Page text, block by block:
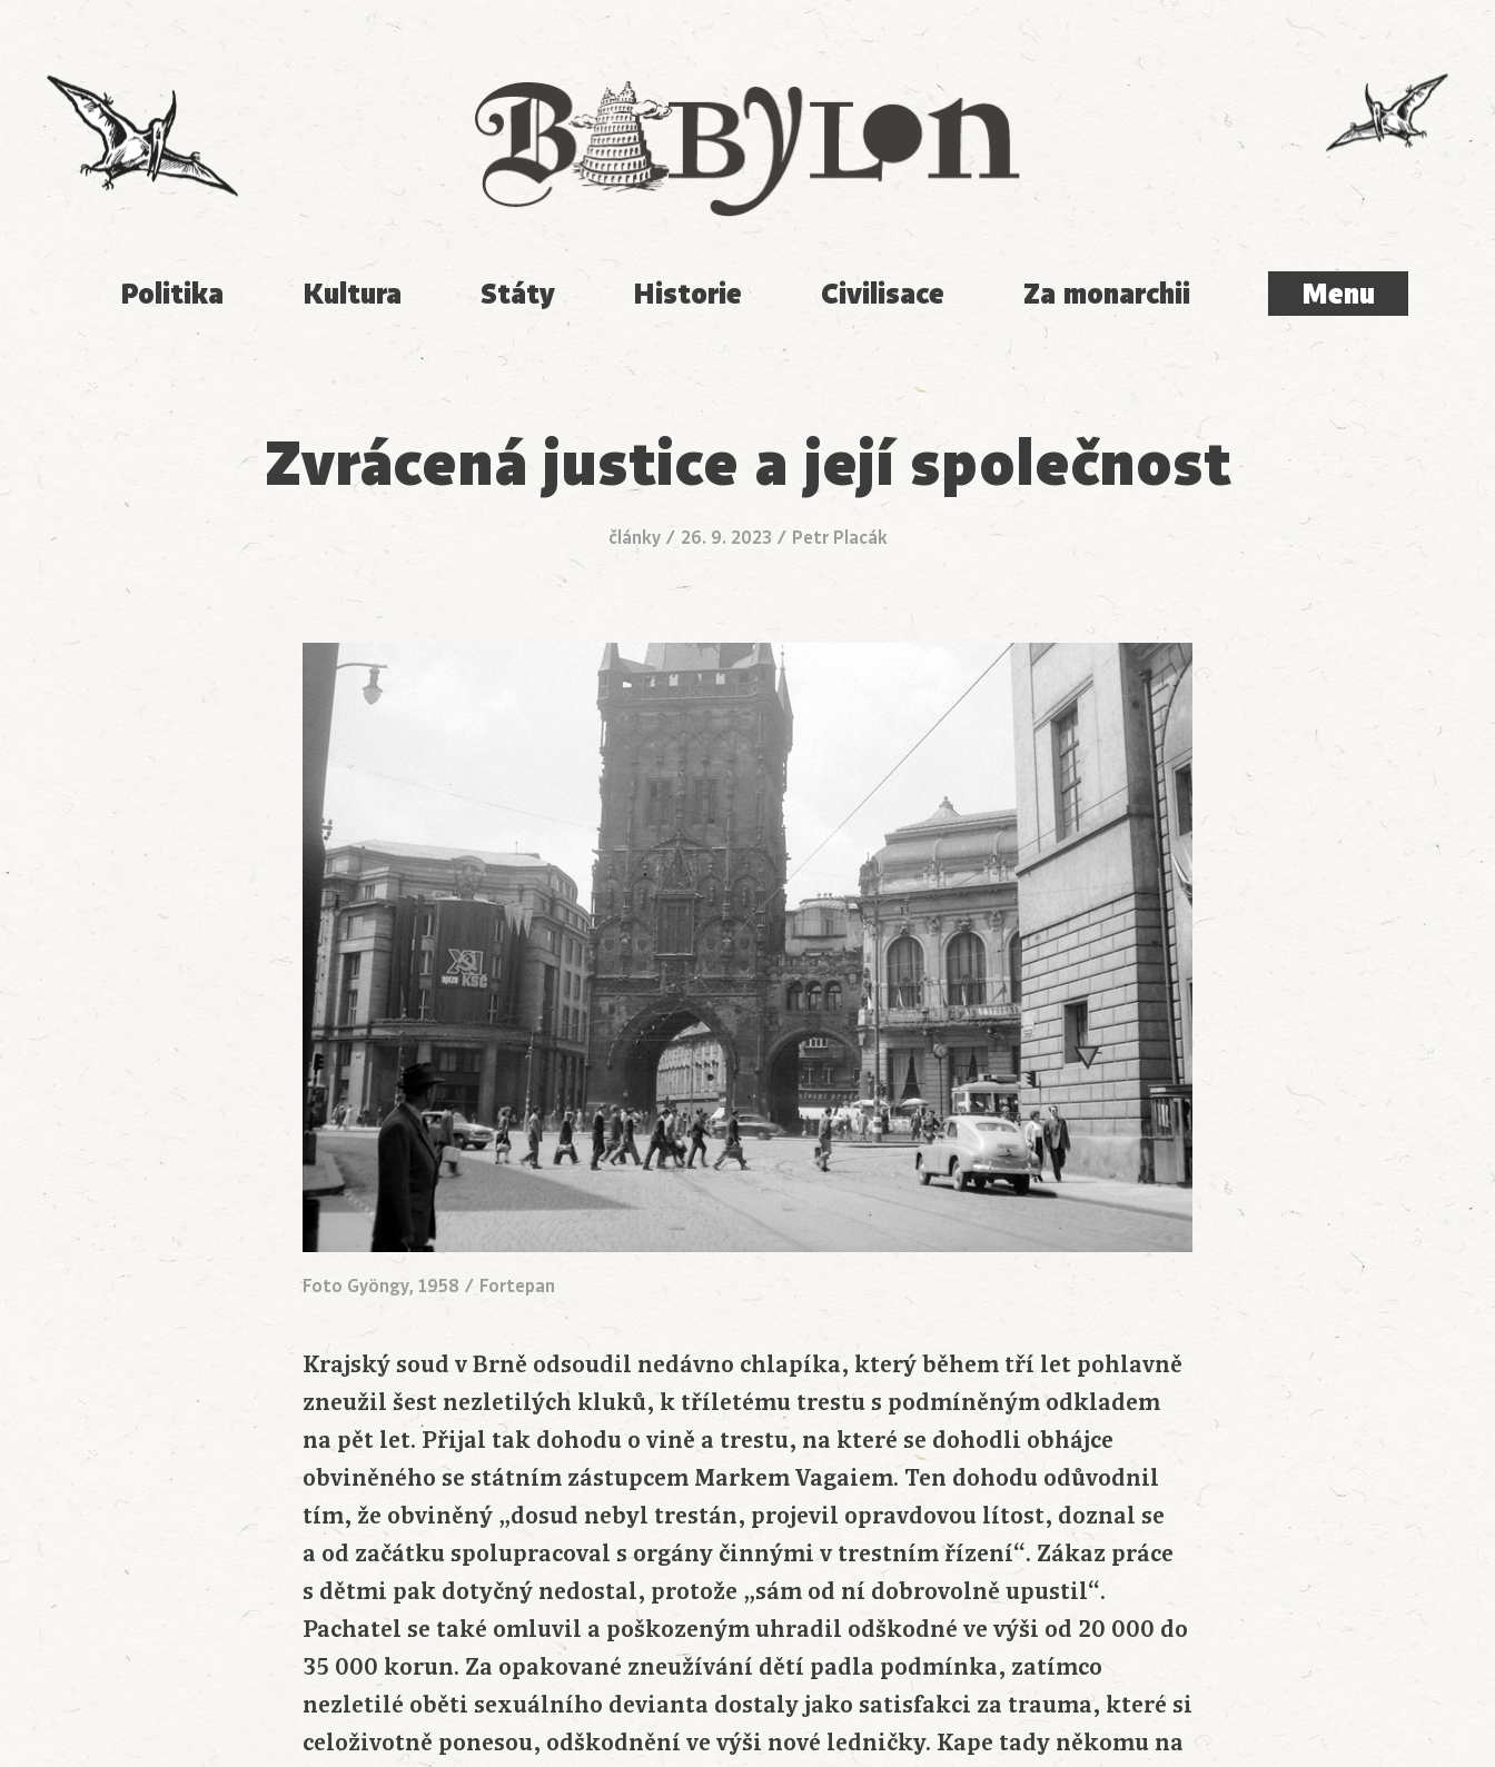
Babylon
Politika Kultura Státy Historie Civilisace Za monarchii Menu
Menu
Zvrácená justice a její společnost
články/ 26. 9. 2023 / Petr Placák
Foto Gyöngy, 1958 / Fortepan
Krajský soud v Brně odsoudil nedávno chlapíka, který během tří let pohlavně
zneužil šest nezletilých kluků, k tříletému trestu s podmíněným odkladem
na pět let. Přijal tak dohodu o vině a trestu, na které se dohodli obhájce
obviněného se státním zástupcem Markem Vagaiem. Ten dohodu odůvodnil
tím, že obviněný „dosud nebyl trestán, projevil opravdovou lítost, doznal se
a od začátku spolupracoval s orgány činnými v trestním řízení“. Zákaz práce
s dětmi pak dotyčný nedostal, protože „sám od ní dobrovolně upustil“.
Pachatel se také omluvil a poškozeným uhradil odškodné ve výši od 20 000 do
35 000 korun. Za opakované zneužívání dětí padla podmínka, zatímco
nezletilé oběti sexuálního devianta dostaly jako satisfakci za trauma, které si
celoživotně ponesou, odškodnění ve výši nové ledničky. Kape tady někomu na